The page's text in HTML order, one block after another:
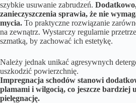
szybkie usuwanie zabrudzeń.
zanieczyszczenia sprawia, że nie
mycia. To praktyczne rozwiązanie
na zewnątrz. Wystarczy regularnie
szmatką, by zachować ich estetykę.
Należy jednak unikać agresywnych
uszkodzić powierzchnię.
Impregnacja schodów stanowi
plamami i wilgocią, co jeszcze bardziej
pielęgnację.